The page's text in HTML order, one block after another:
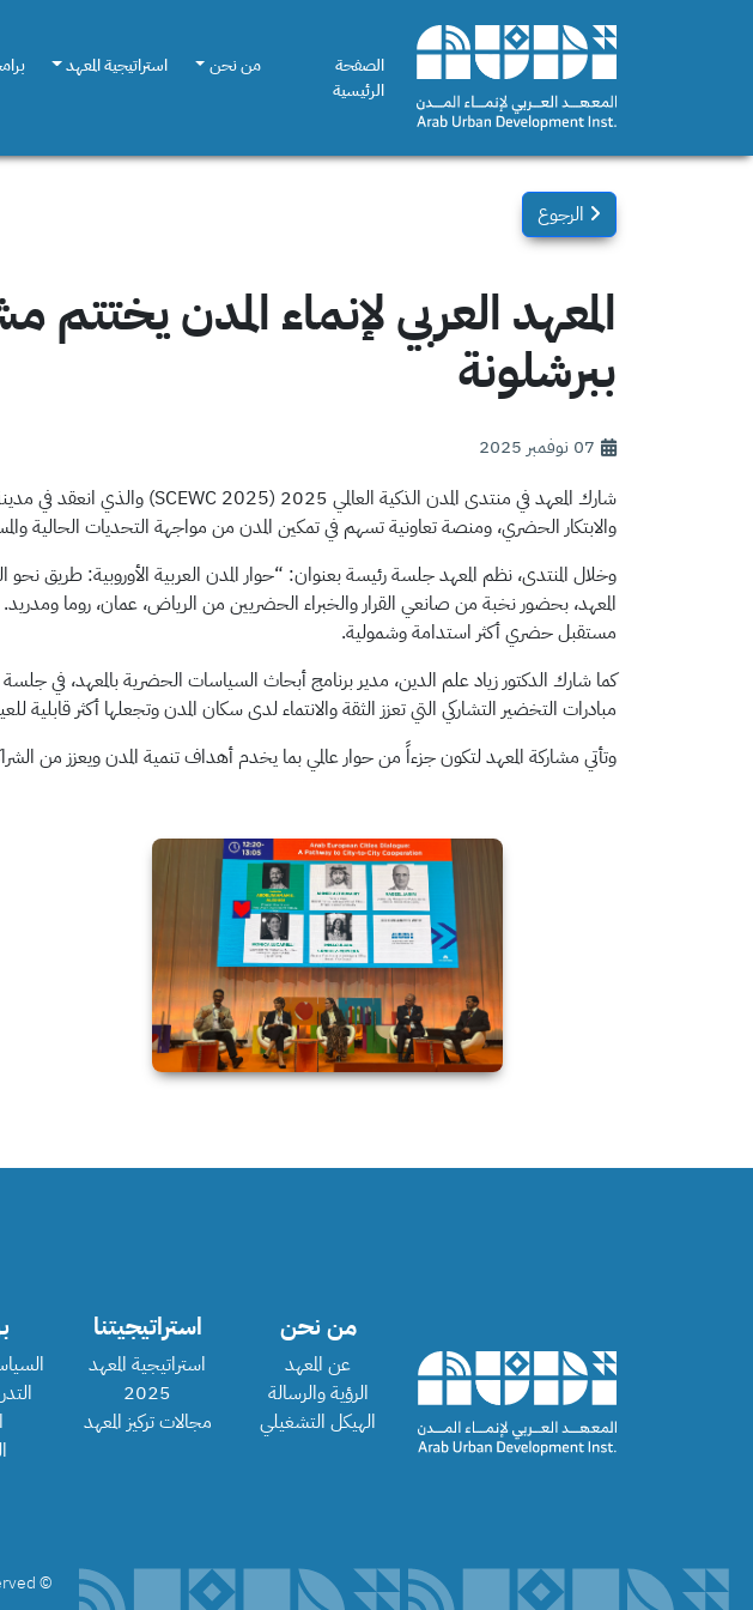
الصفحة
الرئيسية
من نحن استراتيجية المعهد
الرجوع
المعهد العربي لإنماء المدن يختتم
ببرشلونة
07 نوفمبر 2025
شارك المعهد في منتدى المدن الذكية العالمي 2025 (SCEWC 2025) والذي انعقد في مدينة برشلونة
والابتكار الحضري، ومنصة تعاونية تسهم في تمكين المدن من مواجهة التحديات الحالية
وخلال المنتدى، نظم المعهد جلسة رئيسة بعنوان: “حوار المدن العربية الأوروبية: طريق
المعهد، بحضور نخبة من صانعي القرار والخبراء الحضريين من الرياض، عمان، روما ومدريد.
مستقبل حضري أكثر استدامة وشمولية.
كما شارك الدكتور زياد علم الدين، مدير برنامج أبحاث السياسات الحضرية بالمعهد،
مبادرات التخضير التشاركي التي تعزز الثقة والانتماء لدى سكان المدن وتجعلها أكثر قابلية
وتأتي مشاركة المعهد لتكون جزءاً من حوار عالمي بما يخدم أهداف تنمية المدن ويعزز من
من نحن
عن المعهد
الرؤية والرسالة
الهيكل التشغيلي
استراتيجيتنا
استراتيجية المعهد
2025
مجالات تركيز المعهد